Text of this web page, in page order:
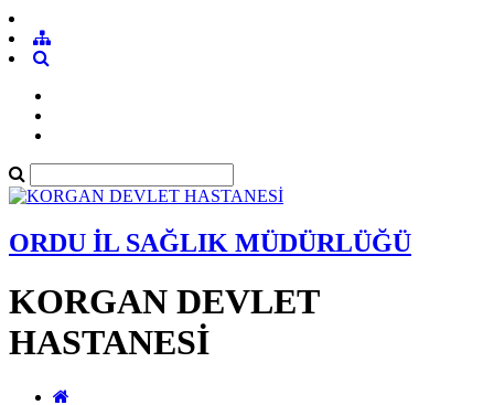
ORDU İL SAĞLIK MÜDÜRLÜĞÜ
KORGAN DEVLET
HASTANESİ